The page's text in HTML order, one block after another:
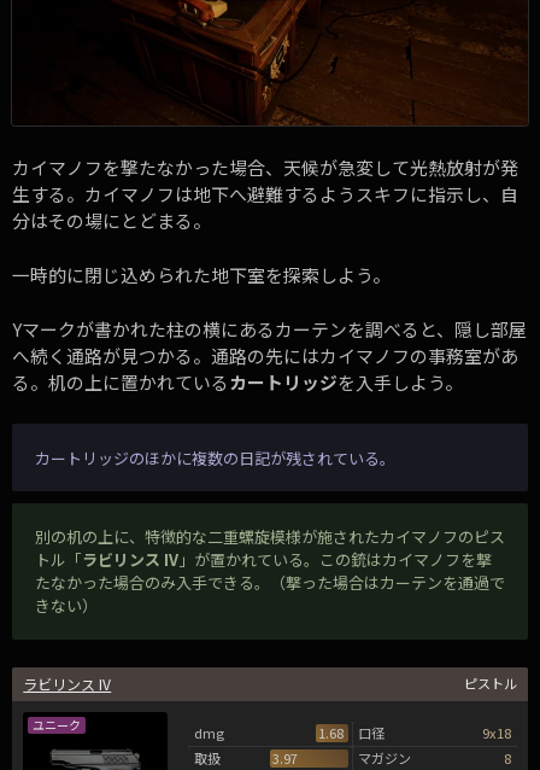
カイマノフを撃たなかった場合、天候が急変して光熱放射が発
生する。カイマノフは地下へ避難するようスキフに指示し、自
分はその場にとどまる。
一時的に閉じ込められた地下室を探索しよう。
Yマークが書かれた柱の横にあるカーテンを調べると、隠し部屋
へ続く通路が見つかる。通路の先にはカイマノフの事務室があ
る。机の上に置かれているカートリッジを入手しよう。
カートリッジのほかに複数の日記が残されている。
別の机の上に、特徴的な二重螺旋模様が施されたカイマノフのピス
トル「ラビリンス IV」が置かれている。この銃はカイマノフを撃
たなかった場合のみ入手できる。（撃った場合はカーテンを通過で
きない）
ラビリンス IV ピストル
ユニーク dmg 1.68 口径
9x18
取扱
3.97 マガジン 8